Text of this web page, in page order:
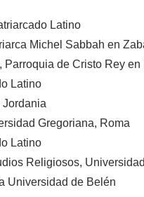
Latino
Michel Sabbah en
de Cristo Rey
Latino
Gregoriana, Roma
Latino
Religiosos,
Universidad de Belén